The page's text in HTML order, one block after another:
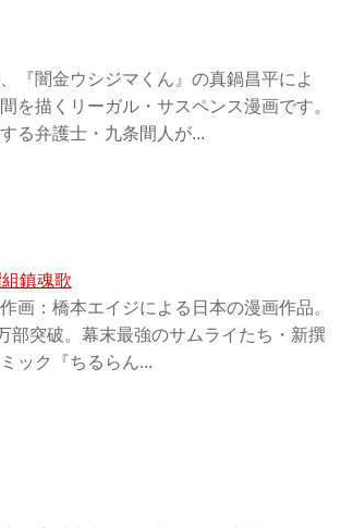
『闇金ウシジマくん』の真鍋昌平によ
を描くリーガル・サスペンス漫画です。
る弁護士・九条間人が...
鎮魂歌
画：橋本エイジによる日本の漫画作品。
部突破。幕末最強のサムライたち・新撰
ック『ちるらん...